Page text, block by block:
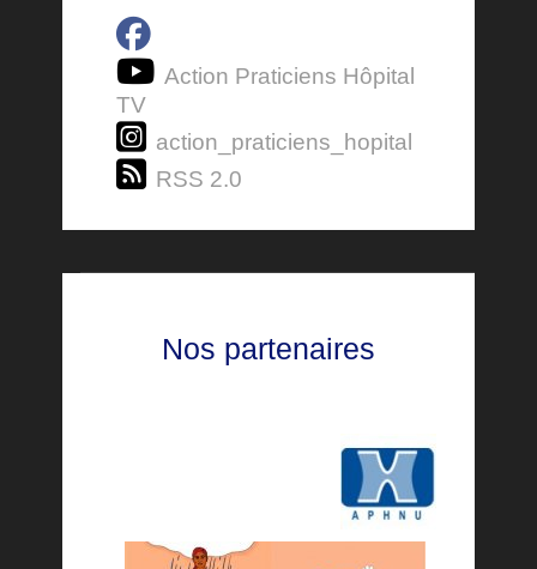
Action Praticiens Hôpital
TV
action_praticiens_hopital
RSS 2.0
Nos partenaires